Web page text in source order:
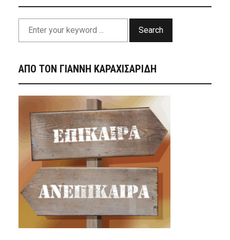
Search
ΑΠΟ ΤΟΝ ΓΙΑΝΝΗ ΚΑΡΑΧΙΣΑΡΙΔΗ